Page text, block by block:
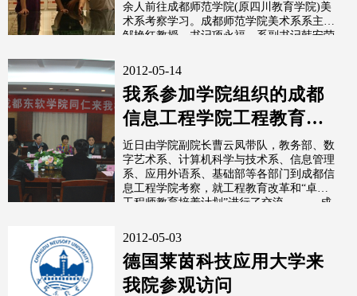
余人前往成都师范学院(原四川教育学院)美
术系考察学习。成都师范学院美术系系主任
邹艳红教授、书记项永福、系副书记韩安荣
2012-05-14
我系参加学院组织的成都
信息工程学院工程教育改
革考察交流
近日由学院副院长曹云凤带队，教务部、数
字艺术系、计算机科学与技术系、信息管理
系、应用外语系、基础部等各部门到成都信
息工程学院考察，就工程教育改革和“卓越
工程师教育培养计划”进行了交流。 成
2012-05-03
德国莱茵科技应用大学来
我院参观访问